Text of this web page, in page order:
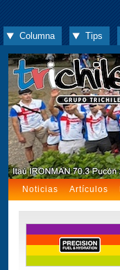
Columna Tips
Noticias Artículos